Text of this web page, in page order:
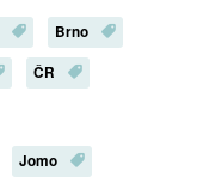
Brno
ČR
Jomo